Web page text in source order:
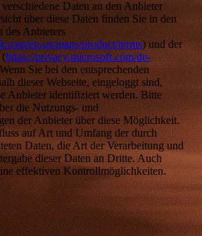
Daten an den Anbieter
über diese Daten finden Sie in den
des Anbieters
en-us/maps/product/terms) und der
(https://privacy.microsoft.com/de-
Sie bei den entsprechenden
dieser Webseite, eingeloggt sind,
Anbieter identifiziert werden. Bitte
die Nutzungs- und
der Anbieter über diese Möglichkeit.
auf Art und Umfang der durch
Daten, die Art der Verarbeitung und
dieser Daten an Dritte. Auch
effektiven Kontrollmöglichkeiten.